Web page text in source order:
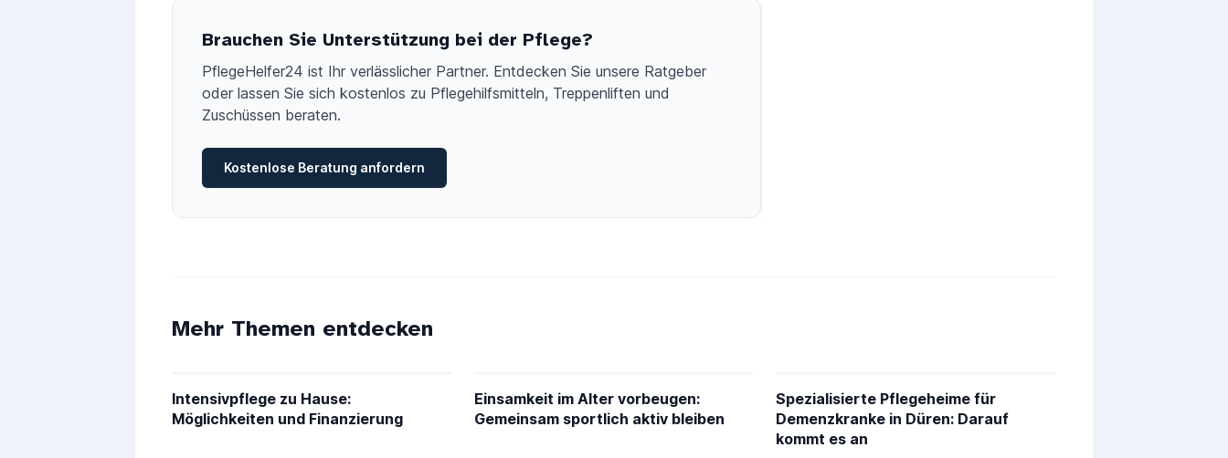
Brauchen Sie Unterstützung bei der Pflege?
PflegeHelfer24 ist Ihr verlässlicher Partner. Entdecken Sie unsere Ratgeber
oder lassen Sie sich kostenlos zu Pflegehilfsmitteln, Treppenliften und
Zuschüssen beraten.
Kostenlose Beratung anfordern
Mehr Themen entdecken
Intensivpflege zu Hause:
Möglichkeiten und Finanzierung
Einsamkeit im Alter vorbeugen:
Gemeinsam sportlich aktiv bleiben
Spezialisierte Pflegeheime für
Demenzkranke in Düren: Darauf
kommt es an